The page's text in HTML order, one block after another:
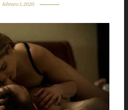
febrero 1, 2020